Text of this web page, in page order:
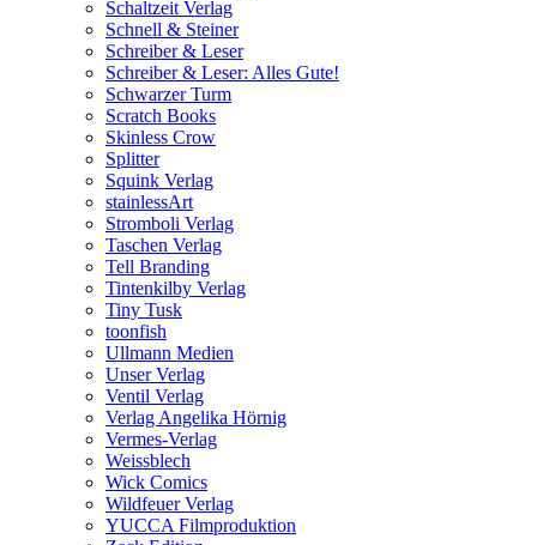
Schaltzeit Verlag
Schnell & Steiner
Schreiber & Leser
Schreiber & Leser: Alles Gute!
Schwarzer Turm
Scratch Books
Skinless Crow
Splitter
Squink Verlag
stainlessArt
Stromboli Verlag
Taschen Verlag
Tell Branding
Tintenkilby Verlag
Tiny Tusk
toonfish
Ullmann Medien
Unser Verlag
Ventil Verlag
Verlag Angelika Hörnig
Vermes-Verlag
Weissblech
Wick Comics
Wildfeuer Verlag
YUCCA Filmproduktion